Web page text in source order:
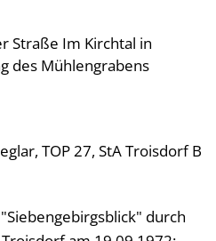
Straße Im Kirchtal in
des Mühlengrabens
TOP 27, StA Troisdorf B
durch